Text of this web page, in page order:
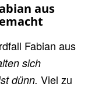
aus
Fabian aus
sich
dünn. Viel zu